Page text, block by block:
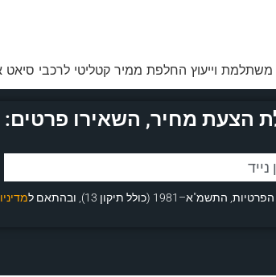
וייעוץ החלפת ממיר קטליטי לרכבי סיאט
הצעת מחיר, השאירו פרטים:
תיקון 13), ובהתאם ל